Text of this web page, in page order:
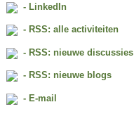
- LinkedIn
- RSS: alle activiteiten
- RSS: nieuwe discussies
- RSS: nieuwe blogs
- E-mail